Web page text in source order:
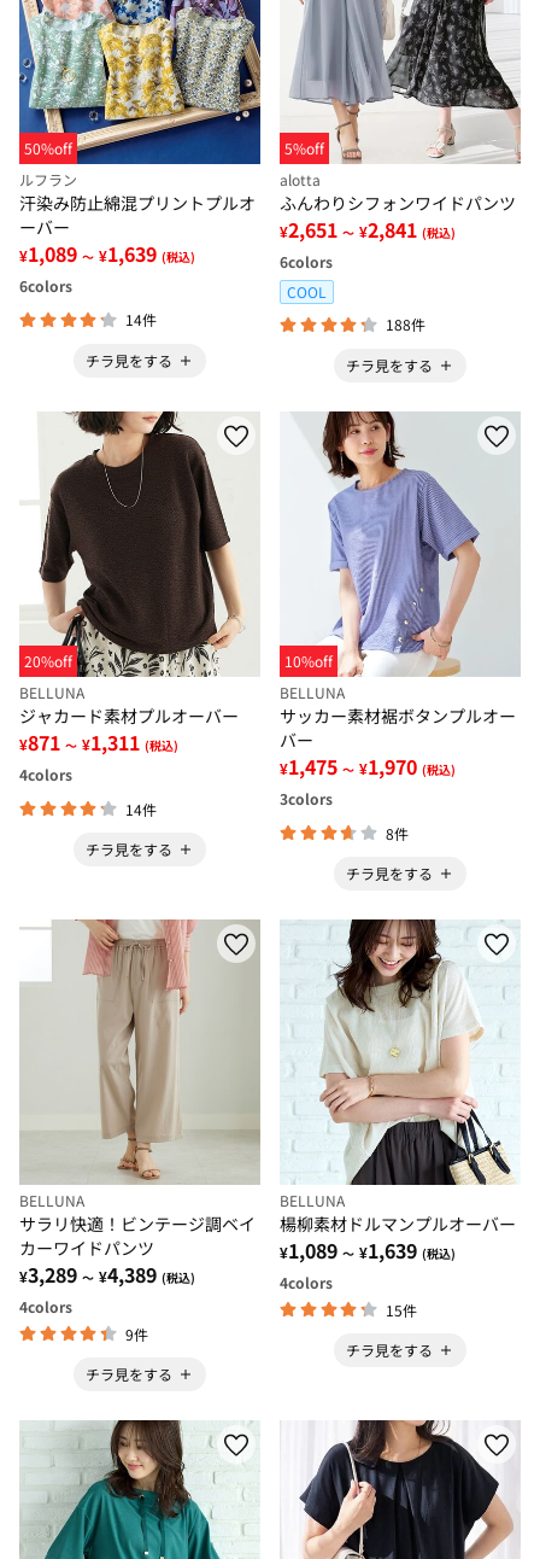
50%off
ルフラン
汗染み防止綿混プリントプルオ
ーバー
¥1,089 ～ ¥1,639 (税込)
6colors
14件
チラ見をする
5%off
alotta
ふんわりシフォンワイドパンツ
¥2,651 ～ ¥2,841 (税込)
6colors
COOL
188件
チラ見をする
20%off
BELLUNA
ジャカード素材プルオーバー
¥871 ～ ¥1,311 (税込)
4colors
14件
チラ見をする
10%off
BELLUNA
サッカー素材裾ボタンプルオー
バー
¥1,475 ～ ¥1,970 (税込)
3colors
8件
チラ見をする
BELLUNA
サラリ快適！ビンテージ調ベイ
カーワイドパンツ
¥3,289 ～ ¥4,389 (税込)
4colors
9件
チラ見をする
BELLUNA
楊柳素材ドルマンプルオーバー
¥1,089 ～ ¥1,639 (税込)
4colors
15件
チラ見をする